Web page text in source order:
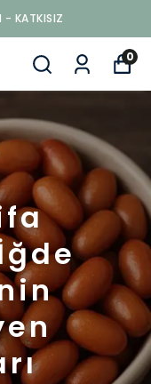
- KATKISIZ
0